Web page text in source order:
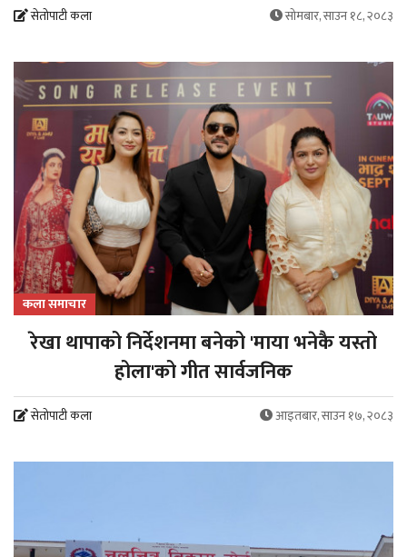
सेतोपाटी कला सोमबार, साउन १८, २०८३
कला समाचार
रेखा थापाको निर्देशनमा बनेको 'माया भनेकै यस्तो
होला'को गीत सार्वजनिक
सेतोपाटी कला आइतबार, साउन १७, २०८३